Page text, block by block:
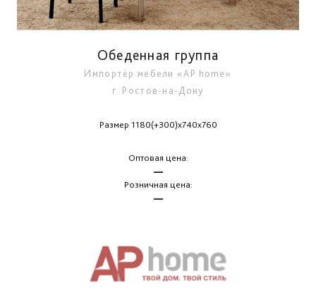
Обеденная группа
Импортёр мебели «AP home»
г. Ростов-на-Дону
Размер 1180(+300)х740х760
Оптовая цена:
—
Розничная цена:
—